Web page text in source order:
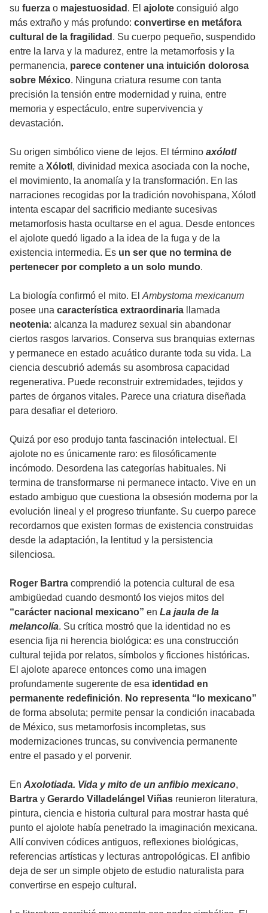
su fuerza o majestuosidad . El ajolote consiguió algo
más extraño y más profundo: convertirse en metáfora
cultural de la fragilidad . Su cuerpo pequeño, suspendido
entre la larva y la madurez, entre la metamorfosis y la
permanencia, parece contener una intuición dolorosa
sobre México. Ninguna criatura resume con tanta
precisión la tensión entre modernidad y ruina, entre
memoria y espectáculo, entre supervivencia y
devastación.
Su origen simbólico viene de lejos. El término axólotl
remite a Xólotl , divinidad mexica asociada con la noche,
el movimiento, la anomalía y la transformación. En las
narraciones recogidas por la tradición novohispana, Xólotl
intenta escapar del sacrificio mediante sucesivas
metamorfosis hasta ocultarse en el agua. Desde entonces
el ajolote quedó ligado a la idea de la fuga y de la
existencia intermedia. Es un ser que no termina de
pertenecer por completo a un solo mundo.
La biología confirmó el mito. El Ambystoma mexicanum
posee una característica extraordinaria llamada
neotenia: alcanza la madurez sexual sin abandonar
ciertos rasgos larvarios. Conserva sus branquias externas
y permanece en estado acuático durante toda su vida. La
ciencia descubrió además su asombrosa capacidad
regenerativa. Puede reconstruir extremidades, tejidos y
partes de órganos vitales. Parece una criatura diseñada
para desafiar el deterioro.
Quizá por eso produjo tanta fascinación intelectual. El
ajolote no es únicamente raro: es filosóficamente
incómodo. Desordena las categorías habituales. Ni
termina de transformarse ni permanece intacto. Vive en un
estado ambiguo que cuestiona la obsesión moderna por la
evolución lineal y el progreso triunfante. Su cuerpo parece
recordarnos que existen formas de existencia construidas
desde la adaptación, la lentitud y la persistencia
silenciosa.
Roger Bartra comprendió la potencia cultural de esa
ambigüedad cuando desmontó los viejos mitos del
“carácter nacional mexicano” en La jaula de la
melancolía. Su crítica mostró que la identidad no es
esencia fija ni herencia biológica: es una construcción
cultural tejida por relatos, símbolos y ficciones históricas.
El ajolote aparece entonces como una imagen
profundamente sugerente de esa identidad en
permanente redefinición. No representa “lo mexicano”
de forma absoluta; permite pensar la condición inacabada
de México, sus metamorfosis incompletas, sus
modernizaciones truncas, su convivencia permanente
entre el pasado y el porvenir.
En Axolotiada. Vida y mito de un anfibio mexicano,
Bartra y Gerardo Villadelángel Viñas reunieron literatura,
pintura, ciencia e historia cultural para mostrar hasta qué
punto el ajolote había penetrado la imaginación mexicana.
Allí conviven códices antiguos, reflexiones biológicas,
referencias artísticas y lecturas antropológicas. El anfibio
deja de ser un simple objeto de estudio naturalista para
convertirse en espejo cultural.